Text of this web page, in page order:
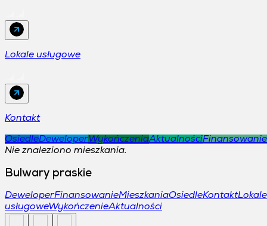
Lokale usługowe
Kontakt
OsiedleDeweloperWykończeniaAktualnościFinansowanie
Nie znaleziono mieszkania.
Bulwary praskie
DeweloperFinansowanieMieszkaniaOsiedleKontaktLokale
usługoweWykończenieAktualności